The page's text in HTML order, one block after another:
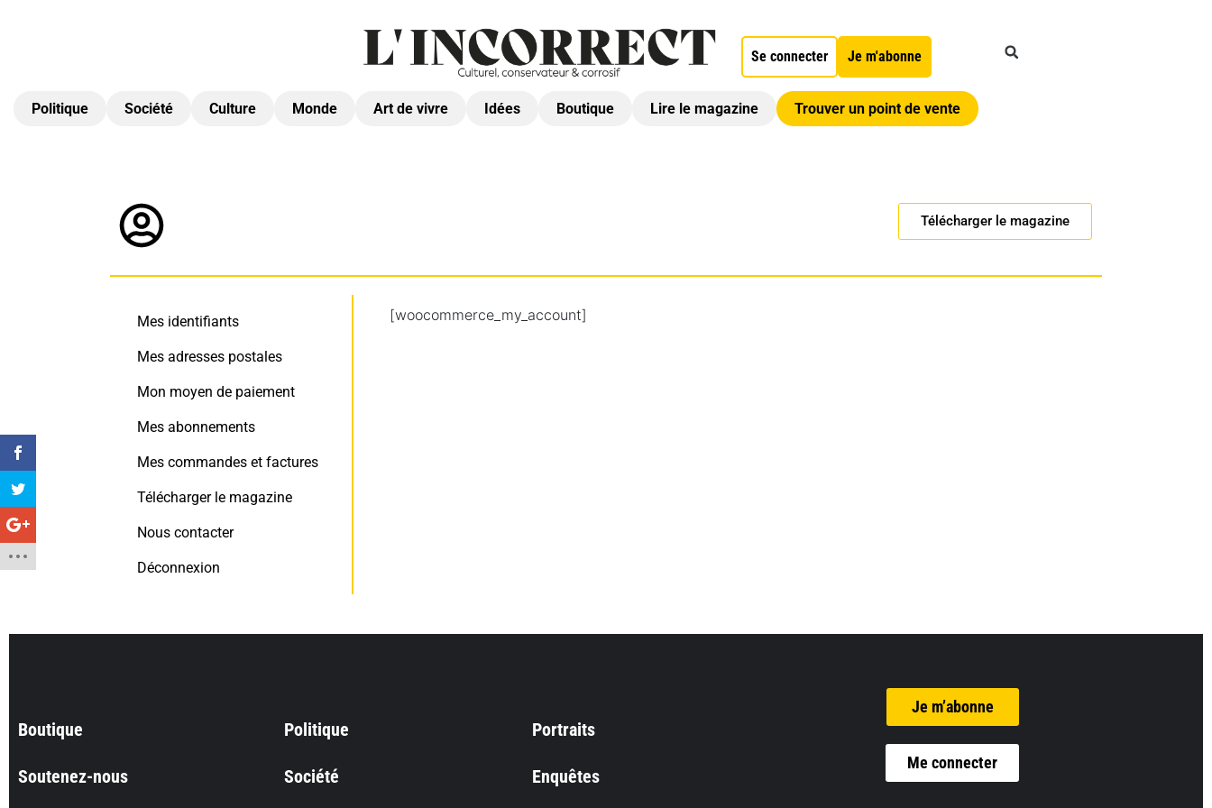
Se connecter Je m'abonne
Politique Société Culture Monde Art de vivre Idées Boutique Lire le magazine Trouver un point de vente
Télécharger le magazine
Mes identifiants
Mes adresses postales
Mon moyen de paiement
Mes abonnements
Mes commandes et factures
Télécharger le magazine
Nous contacter
Déconnexion
[woocommerce_my_account]
Boutique
Soutenez-nous
Politique
Société
Portraits
Enquêtes
Je m’abonne
Me connecter